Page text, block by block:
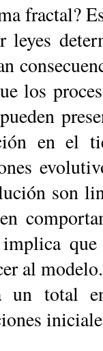
fractal?
los
en el
son li
al modelo.
total